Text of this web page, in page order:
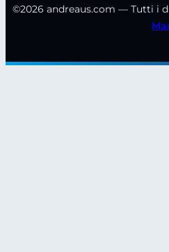
©2026 andreaus.com — Tutti i